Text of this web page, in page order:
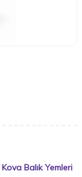
Kova Balık Yemleri